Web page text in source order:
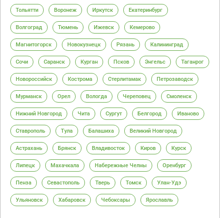
Тольятти Воронеж Иркутск Екатеринбург
Волгоград Тюмень Ижевск Кемерово
Магнитогорск Новокузнецк Рязань Калининград
Сочи Саранск Курган Псков Энгельс Таганрог
Новороссийск Кострома Стерлитамак Петрозаводск
Мурманск Орел Вологда Череповец Смоленск
Нижний Новгород Чита Сургут Белгород Иваново
Ставрополь Тула Балашиха Великий Новгород
Астрахань Брянск Владивосток Киров Курск
Липецк Махачкала Набережные Челны Оренбург
Пенза Севастополь Тверь Томск Улан-Удэ
Ульяновск Хабаровск Чебоксары Ярославль